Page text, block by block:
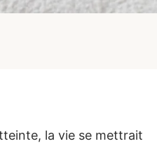
la vie se mettrait